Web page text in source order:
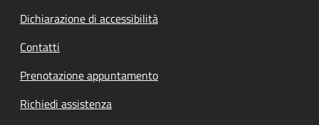
Dichiarazione di accessibilità
Contatti
Prenotazione appuntamento
Richiedi assistenza